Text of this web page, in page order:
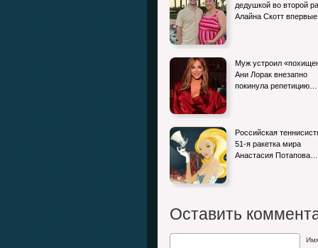
дедушкой во второй
Алайна Скотт
Муж устроил
Ани Лорак внезапно
покинула репетицию…
Российская
51-я ракетка мира
Анастасия Потапова…
Оставить